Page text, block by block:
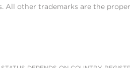
All other trademarks are the